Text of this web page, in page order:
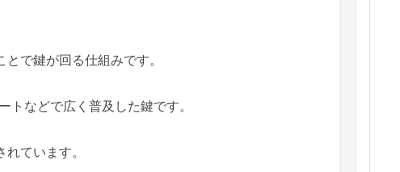
で鍵が回る仕組みです。
などで広く普及した鍵です。
ています。